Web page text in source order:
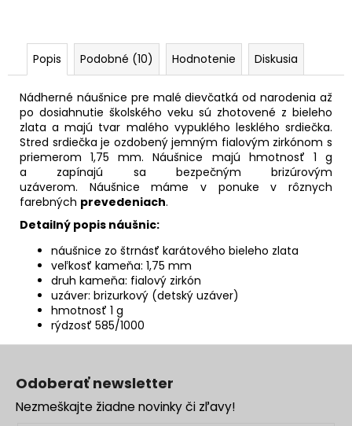
Popis Podobné (10) Hodnotenie Diskusia
Nádherné náušnice pre malé dievčatká od narodenia až
po dosiahnutie školského veku sú zhotovené z bieleho
zlata a majú tvar malého vypuklého lesklého srdiečka.
Stred srdiečka je ozdobený jemným fialovým zirkónom s
priemerom 1,75 mm. Náušnice majú hmotnosť 1 g
a zapínajú sa bezpečným brizúrovým
uzáverom. Náušnice máme v ponuke v rôznych
farebných prevedeniach.
Detailný popis náušnic:
náušnice zo štrnásť karátového bieleho zlata
veľkosť kameňa: 1,75 mm
druh kameňa: fialový zirkón
uzáver: brizurkový (detský uzáver)
hmotnosť 1 g
rýdzosť 585/1000
Odoberať newsletter
Nezmeškajte žiadne novinky či zľavy!